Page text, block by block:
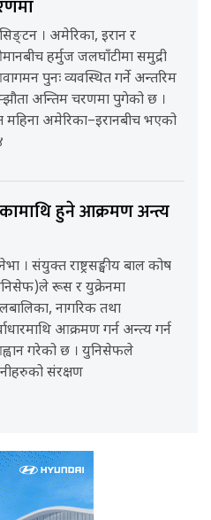
। अमेरिका, इरान र
हर्मुज जलघाँटीमा समुद्री
पुनः व्यवस्थित गर्ने अन्तरिम
अन्तिम चरणमा पुगेको छ ।
महिना अमेरिका–इरानबीच भएको
हुने आक्रमण अन्त्य
। संयुक्त राष्ट्रसङ्घीय बाल कोष
रूस र युक्रेनमा
नागरिक तथा
आक्रमण गर्न अन्त्य गर्न
गरेको छ । युनिसेफले
संरक्षण